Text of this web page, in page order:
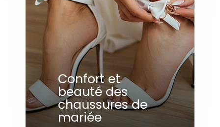
Confort et
beauté des
chaussures de
mariée